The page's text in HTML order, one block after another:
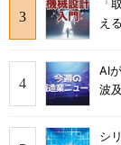
「
え
AI
波
シ